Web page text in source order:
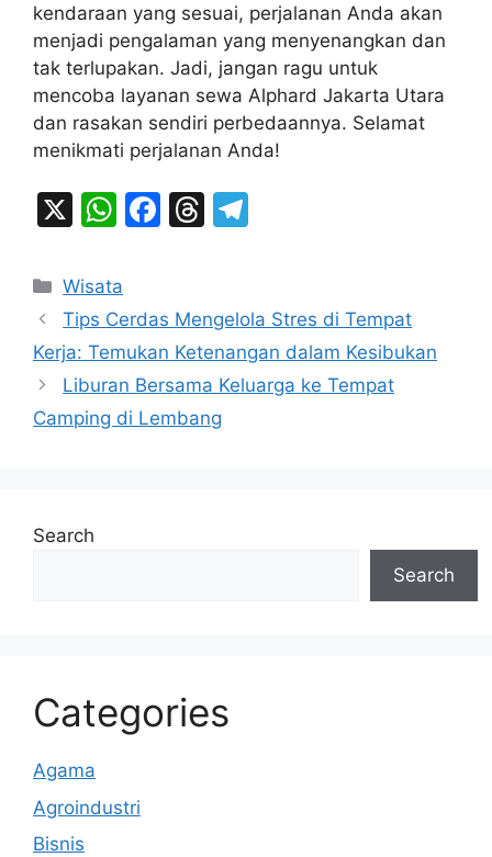
kendaraan yang sesuai, perjalanan Anda akan
menjadi pengalaman yang menyenangkan dan
tak terlupakan. Jadi, jangan ragu untuk
mencoba layanan sewa Alphard Jakarta Utara
dan rasakan sendiri perbedaannya. Selamat
menikmati perjalanan Anda!
X
W
at
s
A
p
p
F
e
b
o
o
T
a
d
s
gr
a
m
Categories
Wisata
Tips Cerdas Mengelola Stres di Tempat
Kerja: Temukan Ketenangan dalam Kesibukan
Liburan Bersama Keluarga ke Tempat
Camping di Lembang
Search
Search
Categories
Agama
Agroindustri
Bisnis